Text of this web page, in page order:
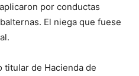
por conductas
El niega que fuese
titular de Hacienda de